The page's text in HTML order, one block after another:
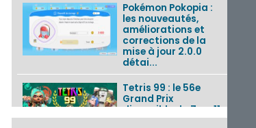
Pokémon Pokopia :
les nouveautés,
améliorations et
corrections de la
mise à jour 2.0.0
détai...
Tetris 99 : le 56e
Grand Prix
disponible du 7 au 11
août 2026 avec un